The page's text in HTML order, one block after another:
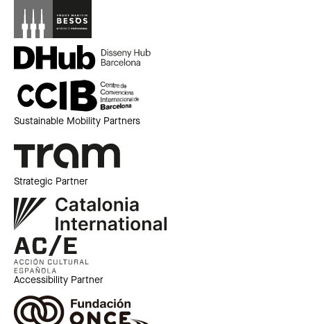
Sustainable Mobility Partners
Strategic Partner
Accessibility Partner